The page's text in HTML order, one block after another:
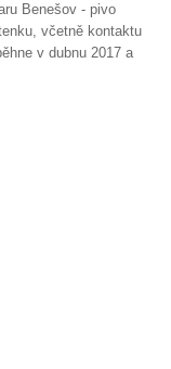
Benešov - pivo
včetně kontaktu
v dubnu 2017 a